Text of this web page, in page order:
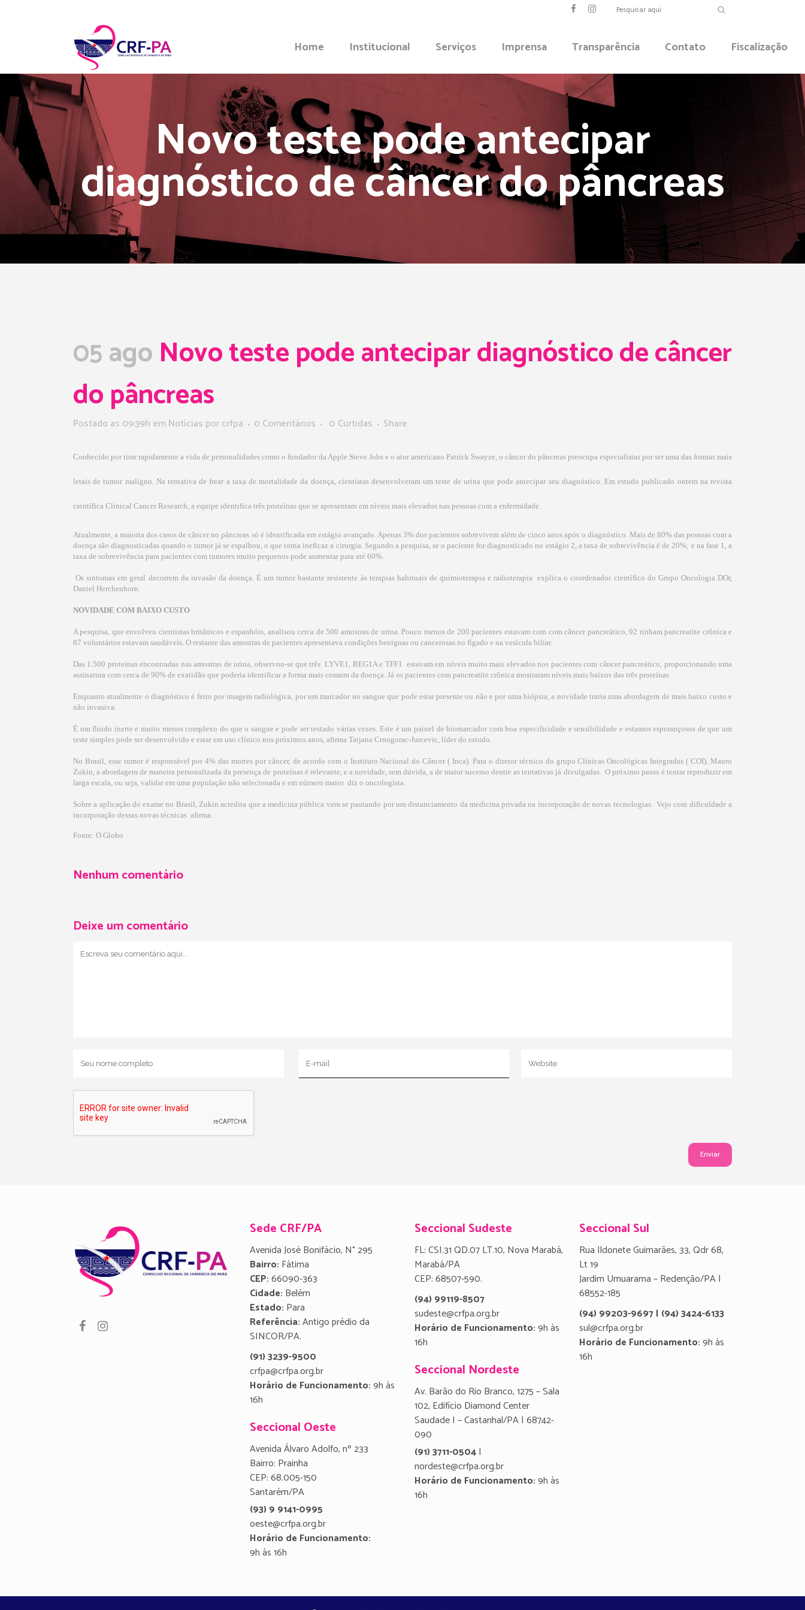
Home Institucional Serviços Imprensa Transparência Contato Fiscalização
Novo teste pode antecipar
diagnóstico de câncer do pâncreas
05 ago Novo teste pode antecipar diagnóstico de câncer
do pâncreas
Postado as 09:39h emNotícias porcrfpa 0 Comentários 0 Curtidas Share
Conhecido por tirar rapidamente a vida de personalidades como o fundador da Apple Steve Jobs e o ator americano Patrick Swayze, o câncer do pâncreas preocupa especialistas por ser uma das formas mais
letais de tumor maligno. Na tentativa de frear a taxa de mortalidade da doença, cientistas desenvolveram um teste de urina que pode antecipar seu diagnóstico. Em estudo publicado ontem na revista
científica Clinical Cancer Research, a equipe identifica três proteínas que se apresentam em níveis mais elevados nas pessoas com a enfermidade.
Atualmente, a maioria dos casos de câncer no pâncreas só é identificada em estágio avançado. Apenas 3% dos pacientes sobrevivem além de cinco anos após o diagnóstico. Mais de 80% das pessoas com a
doença são diagnosticadas quando o tumor já se espalhou, o que torna ineficaz a cirurgia. Segundo a pesquisa, se o paciente for diagnosticado no estágio 2, a taxa de sobrevivência é de 20%; e na fase 1, a
taxa de sobrevivência para pacientes com tumores muito pequenos pode aumentar para até 60%.
 Os sintomas em geral decorrem da invasão da doença. É um tumor bastante resistente às terapias habituais de quimioterapia e radioterapia  explica o coordenador científico do Grupo Oncologia DOr,
Daniel Herchenhorn.
NOVIDADE COM BAIXO CUSTO
A pesquisa, que envolveu cientistas britânicos e espanhóis, analisou cerca de 500 amostras de urina. Pouco menos de 200 pacientes estavam com com câncer pancreático, 92 tinham pancreatite crônica e
87 voluntários estavam saudáveis. O restante das amostras de pacientes apresentava condições benignas ou cancerosas no fígado e na vesícula biliar.
Das 1.500 proteínas encontradas nas amostras de urina, observou-se que três  LYVE1, REG1A e TFF1  estavam em níveis muito mais elevados nos pacientes com câncer pancreático, proporcionando uma
assinatura com cerca de 90% de exatidão que poderia identificar a forma mais comum da doença. Já os pacientes com pancreatite crônica mostraram níveis mais baixos das três proteínas.
Enquanto atualmente o diagnóstico é feito por imagem radiológica, por um marcador no sangue que pode estar presente ou não e por uma biópsia, a novidade traria uma abordagem de mais baixo custo e
não invasiva.
É um fluido inerte e muito menos complexo do que o sangue e pode ser testado várias vezes. Este é um painel de biomarcador com boa especificidade e sensibilidade e estamos esperançosos de que um
teste simples pode ser desenvolvido e estar em uso clínico nos próximos anos, afirma Tatjana Crnogorac-Jurcevic, líder do estudo.
No Brasil, esse tumor é responsável por 4% das mortes por câncer, de acordo com o Instituto Nacional do Câncer ( Inca). Para o diretor técnico do grupo Clínicas Oncológicas Integradas ( COI), Mauro
Zukin, a abordagem de maneira personalizada da presença de proteínas é relevante, e a novidade, sem dúvida, a de maior sucesso dentre as tentativas já divulgadas.  O próximo passo é tentar reproduzir em
larga escala, ou seja, validar em uma população não selecionada e em número maior  diz o oncologista.
Sobre a aplicação do exame no Brasil, Zukin acredita que a medicina pública vem se pautando por um distanciamento da medicina privada na incorporação de novas tecnologias.  Vejo com dificuldade a
incorporação dessas novas técnicas  afirma.
Fonte: O Globo
Nenhum comentário
Deixe um comentário
Sede CRF/PA
Avenida José Bonifácio, N° 295
Bairro: Fátima
CEP:66090-363
Cidade: Belém
Estado: Para
Referência:Antigo prédio da
SINCOR/PA.
(91) 3239-9500
crfpa@crfpa.org.br
Horário de Funcionamento:9h às
16h
Seccional Oeste
Avenida Álvaro Adolfo, nº 233
Bairro: Prainha
CEP: 68.005-150
Santarém/PA
(93) 9 9141-0995
oeste@crfpa.org.br
Horário de Funcionamento:
9h às 16h
Seccional Sudeste
FL: CSI.31 QD.07 LT.10, Nova Marabá,
Marabá/PA
CEP: 68507-590.
(94) 99119-8507
sudeste@crfpa.org.br
Horário de Funcionamento:9h às
16h
Seccional Nordeste
Av. Barão do Rio Branco, 1275 – Sala
102, Edifício Diamond Center
Saudade I – Castanhal/PA | 68742-
090
(91) 3711-0504|
nordeste@crfpa.org.br
Horário de Funcionamento:9h às
16h
Seccional Sul
Rua Ildonete Guimarães, 33, Qdr 68,
Lt 19
Jardim Umuarama – Redenção/PA |
68552-185
(94) 99203-9697 | (94) 3424-6133
sul@crfpa.org.br
Horário de Funcionamento:9h às
16h